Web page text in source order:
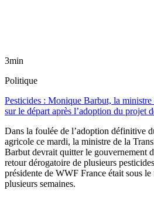
3min
Politique
Pesticides : Monique Barbut, la
sur le départ après l’adoption du projet
Dans la foulée de l’adoption définitive
agricole ce mardi, la ministre de la
Barbut devrait quitter le gouvernement
retour dérogatoire de plusieurs
présidente de WWF France était sous
plusieurs semaines.